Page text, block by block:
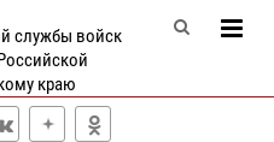
службы войск
краю